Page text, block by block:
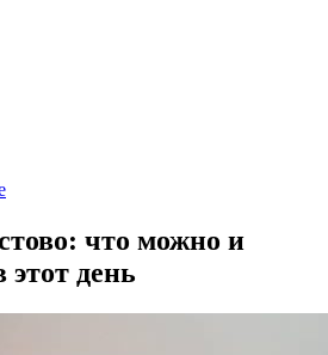
что можно и
этот день